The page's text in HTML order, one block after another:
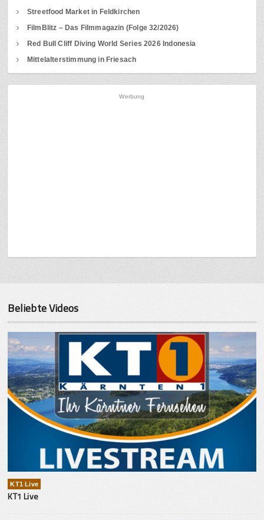
Streetfood Market in Feldkirchen
FilmBlitz – Das Filmmagazin (Folge 32/2026)
Red Bull Cliff Diving World Series 2026 Indonesia
Mittelalterstimmung in Friesach
Werbung
Beliebte Videos
KT1 Live
KT1 Live